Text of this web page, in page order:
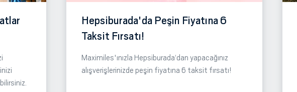
Hepsiburada'da Peşin Fiyatına 6
Taksit Fırsatı!
Maximiles'ınızla Hepsiburada‘dan yapacağınız
alışverişlerinizde peşin fiyatına 6 taksit fırsatı!